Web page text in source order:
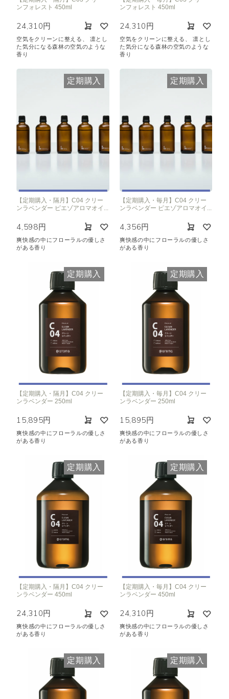
ンフォレスト 450ml
24,310円
空気をクリーンに整える、 凛とし
た気分になる森林の空気のような
香り
ンフォレスト 450ml
24,310円
空気をクリーンに整える、 凛とし
た気分になる森林の空気のような
香り
定期購入
【定期購入・隔月】C04 クリー
ンラベンダー ピエゾアロマオイ...
4,598円
爽快感の中にフローラルの優しさ
がある香り
定期購入
【定期購入・毎月】C04 クリー
ンラベンダー ピエゾアロマオイ...
4,356円
爽快感の中にフローラルの優しさ
がある香り
定期購入
【定期購入・隔月】C04 クリー
ンラベンダー 250ml
15,895円
爽快感の中にフローラルの優しさ
がある香り
定期購入
【定期購入・毎月】C04 クリー
ンラベンダー 250ml
15,895円
爽快感の中にフローラルの優しさ
がある香り
定期購入
【定期購入・隔月】C04 クリー
ンラベンダー 450ml
24,310円
爽快感の中にフローラルの優しさ
がある香り
定期購入
【定期購入・毎月】C04 クリー
ンラベンダー 450ml
24,310円
爽快感の中にフローラルの優しさ
がある香り
定期購入 定期購入